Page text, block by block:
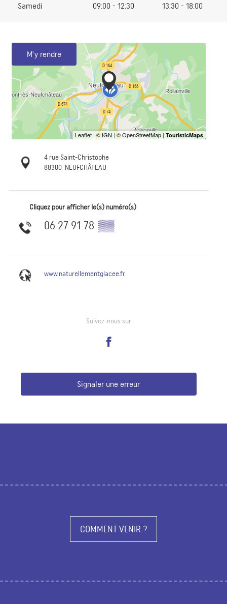
Samedi 09:00 - 12:30 13:30 - 18:00
M'y rendre
4 rue Saint-Christophe
88300 NEUFCHÂTEAU
Cliquez pour afficher le(s) numéro(s)
06 27 91 78 ▒▒
www.naturellementglacee.fr
Suivez-nous sur
Signaler une erreur
COMMENT VENIR ?